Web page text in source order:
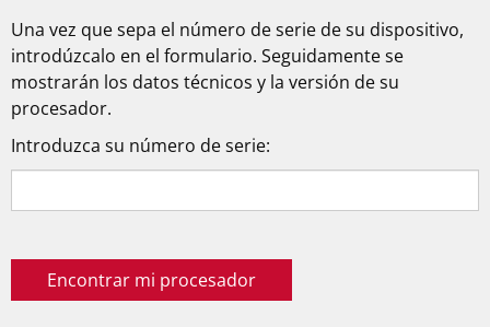
Una vez que sepa el número de serie de su dispositivo,
introdúzcalo en el formulario. Seguidamente se
mostrarán los datos técnicos y la versión de su
procesador.
Introduzca su número de serie:
Encontrar mi procesador